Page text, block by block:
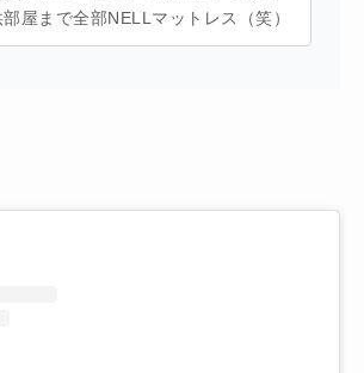
屋まで全部NELLマットレス（笑）